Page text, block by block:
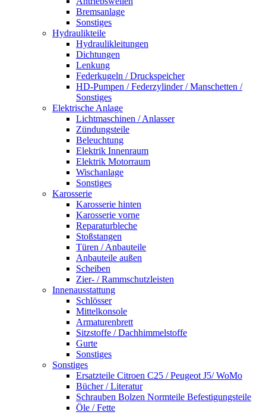
Bremsanlage
Sonstiges
Hydraulikteile
Hydraulikleitungen
Dichtungen
Lenkung
Federkugeln / Druckspeicher
HD-Pumpen / Federzylinder / Manschetten /
Sonstiges
Elektrische Anlage
Lichtmaschinen / Anlasser
Zündungsteile
Beleuchtung
Elektrik Innenraum
Elektrik Motorraum
Wischanlage
Sonstiges
Karosserie
Karosserie hinten
Karosserie vorne
Reparaturbleche
Stoßstangen
Türen / Anbauteile
Anbauteile außen
Scheiben
Zier- / Rammschutzleisten
Innenausstattung
Schlösser
Mittelkonsole
Armaturenbrett
Sitzstoffe / Dachhimmelstoffe
Gurte
Sonstiges
Sonstiges
Ersatzteile Citroen C25 / Peugeot J5/ WoMo
Bücher / Literatur
Schrauben Bolzen Normteile Befestigungsteile
Öle / Fette